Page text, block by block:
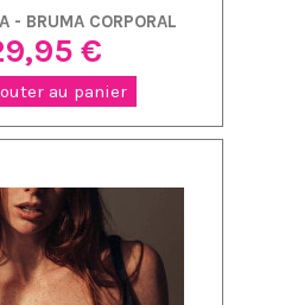
- BRUMA CORPORAL
€
au panier